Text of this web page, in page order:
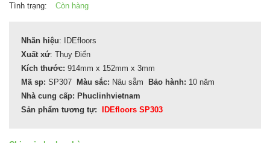
Tình trạng: Còn hàng
Nhãn hiệu: IDEfloors
Xuất xứ: Thụy Điển
Kích thước: 914mm x 152mm x 3mm
Mã sp: SP307 Màu sắc: Nâu sẫm Bảo hành: 10 năm
Nhà cung cấp: Phuclinhvietnam
Sản phẩm tương tự: IDEfloors SP303